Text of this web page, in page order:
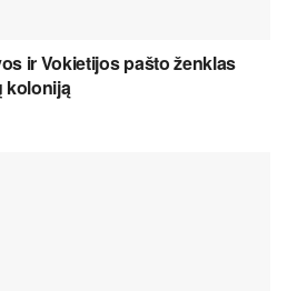
ir Vokietijos pašto ženklas
koloniją